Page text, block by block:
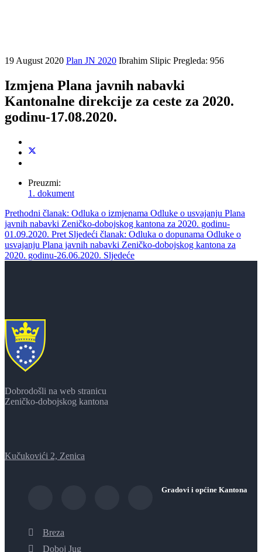
19 August 2020 Plan JN 2020 Ibrahim Slipic Pregleda: 956
Izmjena Plana javnih nabavki
Kantonalne direkcije za ceste za 2020.
godinu-17.08.2020.
Preuzmi:
1. dokument
Prethodni članak: Odluka o izmjenama Odluke o usvajanju Plana
javnih nabavki Zeničko-dobojskog kantona za 2020. godinu-
01.09.2020. Pret Sljedeći članak: Odluka o dopunama Odluke o
usvajanju Plana javnih nabavki Zeničko-dobojskog kantona za
2020. godinu-26.06.2020. Sljedeće
Dobrodošli na web stranicu
Zeničko-dobojskog kantona
Kučukovići 2, Zenica
Gradovi i općine Kantona
Breza
Doboj Jug